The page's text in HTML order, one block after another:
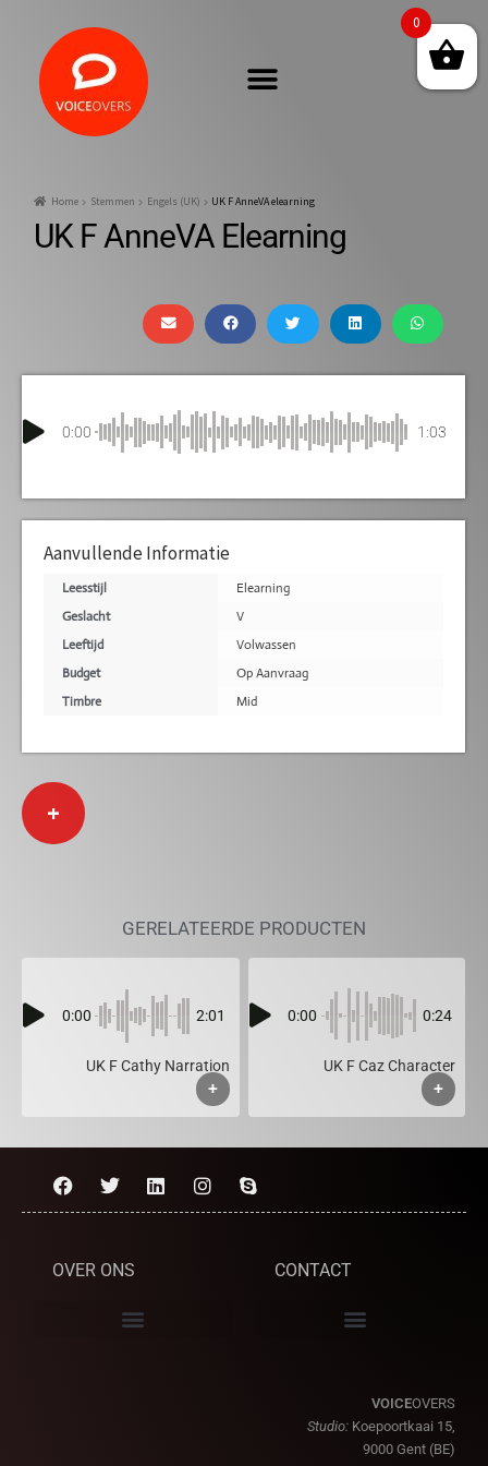
Home Stemmen Engels (UK) UK F AnneVA elearning
UK F AnneVA Elearning
0:00 1:03
Aanvullende Informatie
Leesstijl
Elearning
Geslacht
V
Leeftijd
Volwassen
Budget
Op Aanvraag
Timbre
Mid
+
GERELATEERDE PRODUCTEN
0:00 2:01
UK F Cathy Narration
+
0:00 0:24
UK F Caz Character
+
OVER ONS CONTACT
VOICEOVERS
Studio: Koepoortkaai 15,
9000 Gent (BE)
0